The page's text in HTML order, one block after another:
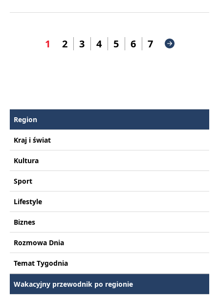
1 2 3 4 5 6 7
Region
Kraj i świat
Kultura
Sport
Lifestyle
Biznes
Rozmowa Dnia
Temat Tygodnia
Wakacyjny przewodnik po regionie